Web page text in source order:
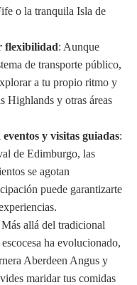
o la tranquila Isla de
flexibilidad: Aunque
de transporte público,
a tu propio ritmo y
Highlands y otras áreas
y visitas guiadas:
de Edimburgo, las
se agotan
puede garantizarte
Más allá del tradicional
ha evolucionado,
Aberdeen Angus y
maridar tus comidas